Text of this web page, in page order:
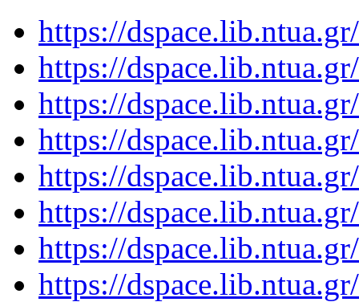
https://
https://
https://
https://
https://
https://
https://
https://